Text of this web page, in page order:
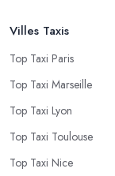
Villes Taxis
Top Taxi Paris
Top Taxi Marseille
Top Taxi Lyon
Top Taxi Toulouse
Top Taxi Nice